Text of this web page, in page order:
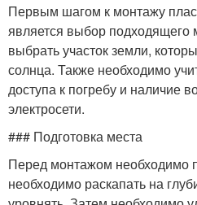
Первым шагом к монтажу
является выбор подходящего
выбрать участок земли,
солнца. Также необходимо
доступа к погребу и наличие
электросети.
### Подготовка места
Перед монтажом необходимо
необходимо раскапать на